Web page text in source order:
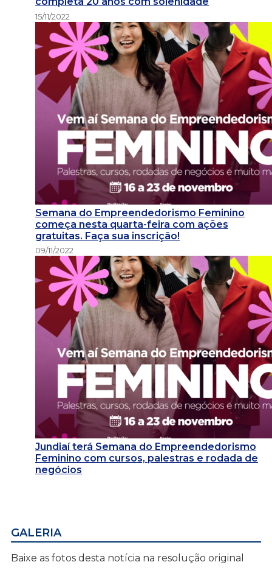
15/11/2022
Semana do Empreendedorismo Feminino
começa nesta quarta-feira com ações
gratuitas. Faça sua inscrição!
09/11/2022
Jundiaí terá Semana do Empreendedorismo
Feminino com cursos, palestras e rodada de
negócios
GALERIA
Baixe as fotos desta notícia na resolução original